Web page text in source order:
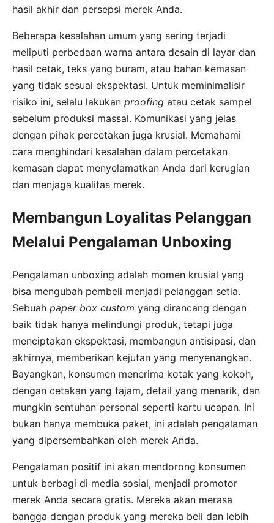
hasil akhir dan persepsi merek Anda.
Beberapa kesalahan umum yang sering terjadi
meliputi perbedaan warna antara desain di layar dan
hasil cetak, teks yang buram, atau bahan kemasan
yang tidak sesuai ekspektasi. Untuk meminimalisir
risiko ini, selalu lakukan proofing atau cetak sampel
sebelum produksi massal. Komunikasi yang jelas
dengan pihak percetakan juga krusial. Memahami
cara menghindari kesalahan dalam percetakan
kemasan dapat menyelamatkan Anda dari kerugian
dan menjaga kualitas merek.
Membangun Loyalitas Pelanggan
Melalui Pengalaman Unboxing
Pengalaman unboxing adalah momen krusial yang
bisa mengubah pembeli menjadi pelanggan setia.
Sebuah paper box custom yang dirancang dengan
baik tidak hanya melindungi produk, tetapi juga
menciptakan ekspektasi, membangun antisipasi, dan
akhirnya, memberikan kejutan yang menyenangkan.
Bayangkan, konsumen menerima kotak yang kokoh,
dengan cetakan yang tajam, detail yang menarik, dan
mungkin sentuhan personal seperti kartu ucapan. Ini
bukan hanya membuka paket, ini adalah pengalaman
yang dipersembahkan oleh merek Anda.
Pengalaman positif ini akan mendorong konsumen
untuk berbagi di media sosial, menjadi promotor
merek Anda secara gratis. Mereka akan merasa
bangga dengan produk yang mereka beli dan lebih